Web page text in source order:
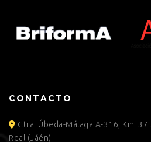
CONTACTO
Ctra. Úbeda-Málaga A-316, Km.
Real (Jáén)